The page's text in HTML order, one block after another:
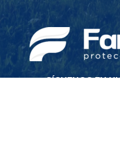
SÍGUENOS EN